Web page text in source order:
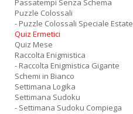
Passatempi Senza Schema
Puzzle Colossali
- Puzzle Colossali Speciale Estate
Quiz Ermetici
Quiz Mese
Raccolta Enigmistica
- Raccolta Enigmistica Gigante
Schemi in Bianco
Settimana Logika
Settimana Sudoku
- Settimana Sudoku Compiega